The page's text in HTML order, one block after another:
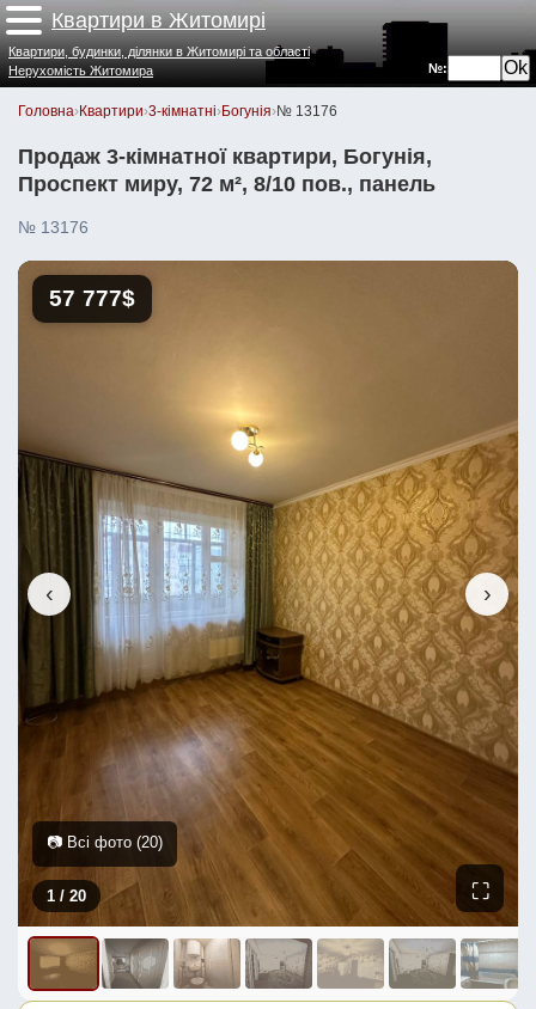
Квартири в Житомирі
№:
Квартири, будинки, ділянки в Житомирі та області
Нерухомість Житомира
Головна›Квартири›3-кімнатні›Богунія›№ 13176
Продаж 3-кімнатної квартири, Богунія,
Проспект миру, 72 м², 8/10 пов., панель
№ 13176
‹ ›
57 777$
1 / 20 ⛶
📷 Всі фото (20)